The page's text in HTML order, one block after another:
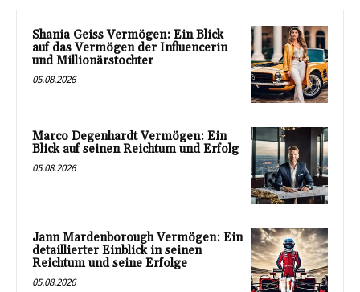
Shania Geiss Vermögen: Ein Blick
auf das Vermögen der Influencerin
und Millionärstochter
05.08.2026
Marco Degenhardt Vermögen: Ein
Blick auf seinen Reichtum und Erfolg
05.08.2026
Jann Mardenborough Vermögen: Ein
detaillierter Einblick in seinen
Reichtum und seine Erfolge
05.08.2026